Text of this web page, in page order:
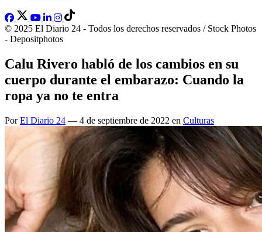
© 2025 El Diario 24 - Todos los derechos reservados / Stock Photos
- Depositphotos
Calu Rivero habló de los cambios en su
cuerpo durante el embarazo: Cuando la
ropa ya no te entra
PorEl Diario 24 — 4 de septiembre de 2022 en Culturas